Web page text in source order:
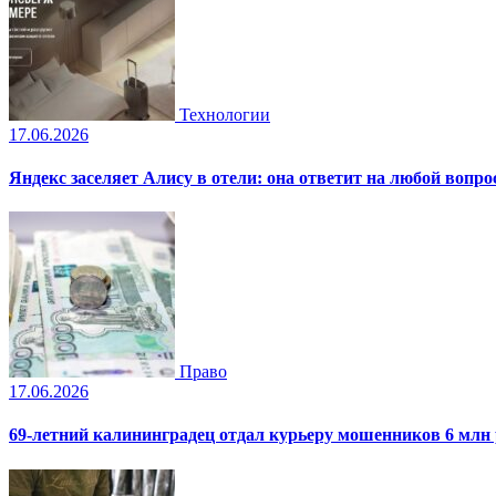
Технологии
17.06.2026
Яндекс заселяет Алису в отели: она ответит на любой
Право
17.06.2026
69-летний калининградец отдал курьеру мошенников 6 млн